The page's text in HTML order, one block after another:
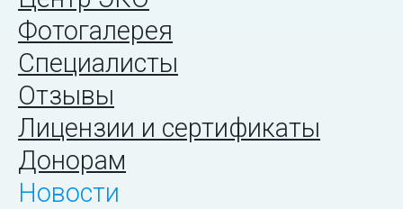
Фотогалерея
Специалисты
Отзывы
Лицензии и сертификаты
Донорам
Новости